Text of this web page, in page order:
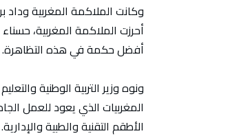
أحرزت الملاكمة المغربية،
أفضل حكمة في هذه التظاهرة.
ونوه وزير التربية الوطنية
المغربيات الذي يعود للعمل
الأطقم التقنية والطبية والإدارية.